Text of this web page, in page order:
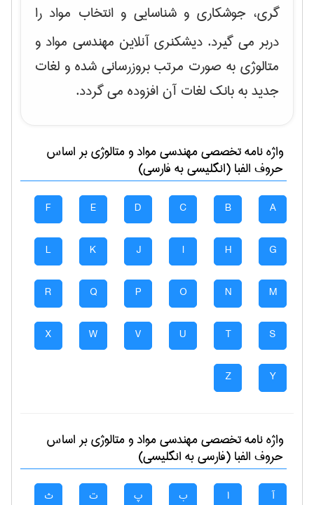
گری، جوشکاری و شناسایی و انتخاب مواد را
دربر می گیرد. دیشکنری آنلاین مهندسی مواد و
متالوژی به صورت مرتب بروزرسانی شده و لغات
جدید به بانک لغات آن افزوده می گردد.
واژه نامه تخصصیمهندسی مواد و متالوژیبر اساس
حروف الفبا (انگلیسی به فارسی)
A
B
C
D
E
F
G
H
I
J
K
L
M
N
O
P
Q
R
S
T
U
V
W
X
Y
Z
واژه نامه تخصصیمهندسی مواد و متالوژیبر اساس
حروف الفبا (فارسی به انگلیسی)
آ ا ب پ ت ث